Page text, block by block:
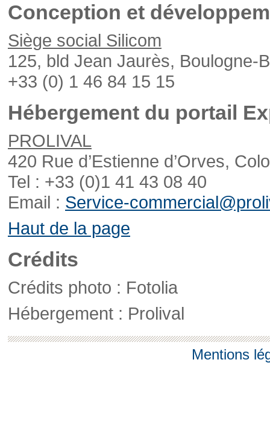
Conception et
Siège social Silicom
125, bld Jean Jaurès, Boulogne-
+33 (0) 1 46 84 15 15
Hébergement du portail
PROLIVAL
420 Rue d’Estienne d’Orves,
Tel : +33 (0)1 41 43 08 40
Email : Service-
Haut de la page
Crédits
Crédits photo : Fotolia
Hébergement : Prolival
Mentions